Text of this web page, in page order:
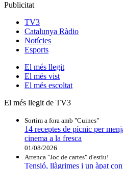
Publicitat
TV3
Catalunya Ràdio
Notícies
Esports
El més llegit
El més vist
El més escoltat
El més llegit de TV3
Sortim a fora amb "Cuines"
14 receptes de pícnic per
cinema a la fresca
01/08/2026
Arrenca "Joc de cartes" d'estiu!
Tensió, llàgrimes i un àpat